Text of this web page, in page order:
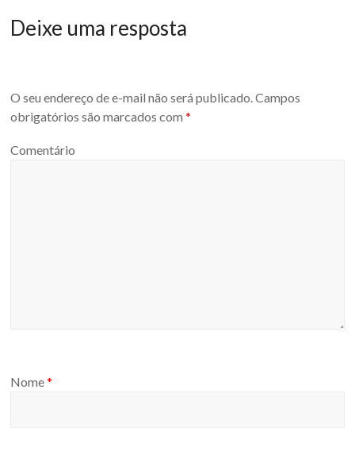
Deixe uma resposta
O seu endereço de e-mail não será publicado.Campos
obrigatórios são marcados com*
Comentário
Nome*